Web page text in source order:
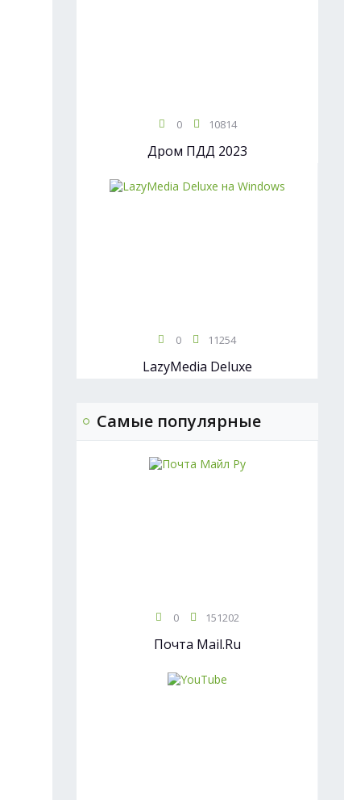
0 10814
Дром ПДД 2023
0 11254
LazyMedia Deluxe
Самые популярные
0 151202
Почта Mail.Ru